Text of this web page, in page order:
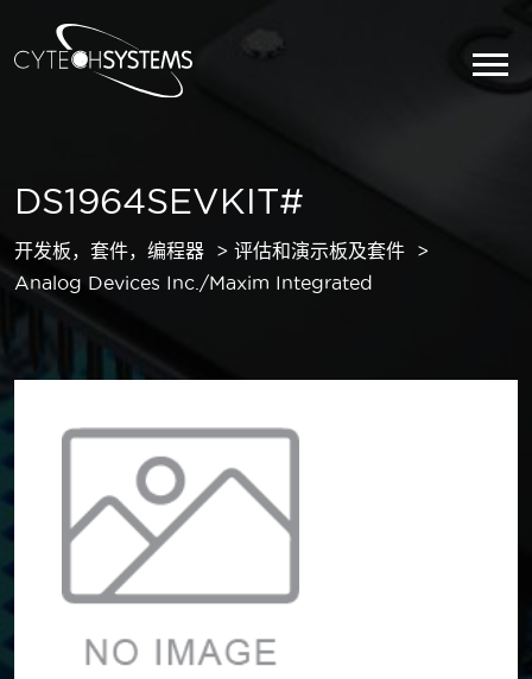
DS1964SEVKIT#
开发板，套件，编程器
评估和演示板及套件
Analog Devices Inc./Maxim Integrated